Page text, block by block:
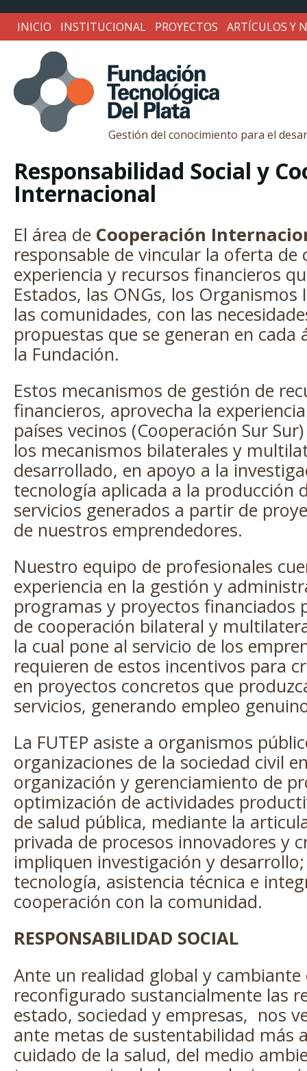
INICIO INSTITUCIONAL PROYECTOS ARTÍCULOS Y
Fundación
Tecnológica
Del
Plata
Gestión del conocimiento para el
Responsabilidad Social y
Internacional
El área de Cooperación
responsable de vincular la oferta de
experiencia y recursos financieros
Estados, las ONGs, los Organismos
las comunidades, con las
propuestas que se generan en cada
la Fundación.
Estos mecanismos de gestión de
financieros, aprovecha la
países vecinos (Cooperación Sur
los mecanismos bilaterales y
desarrollado, en apoyo a la
tecnología aplicada a la producción
servicios generados a partir de
de nuestros emprendedores.
Nuestro equipo de profesionales
experiencia en la gestión y
programas y proyectos financiados
de cooperación bilateral y
la cual pone al servicio de los
requieren de estos incentivos para
en proyectos concretos que
servicios, generando empleo
La FUTEP asiste a organismos
organizaciones de la sociedad civil
organización y gerenciamiento de
optimización de actividades
de salud pública, mediante la
privada de procesos innovadores y
impliquen investigación y
tecnología, asistencia técnica e
cooperación con la comunidad.
RESPONSABILIDAD SOCIAL
Ante un realidad global y cambiante
reconfigurado sustancialmente las
estado, sociedad y empresas, nos
ante metas de sustentabilidad más
cuidado de la salud, del medio